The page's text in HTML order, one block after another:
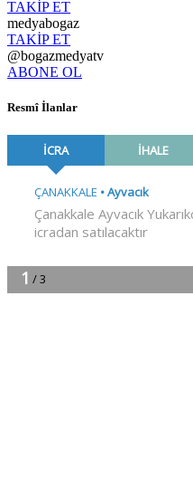
TAKİP ET
medyabogaz
TAKİP ET
@bogazmedyatv
ABONE OL
Resmî İlanlar